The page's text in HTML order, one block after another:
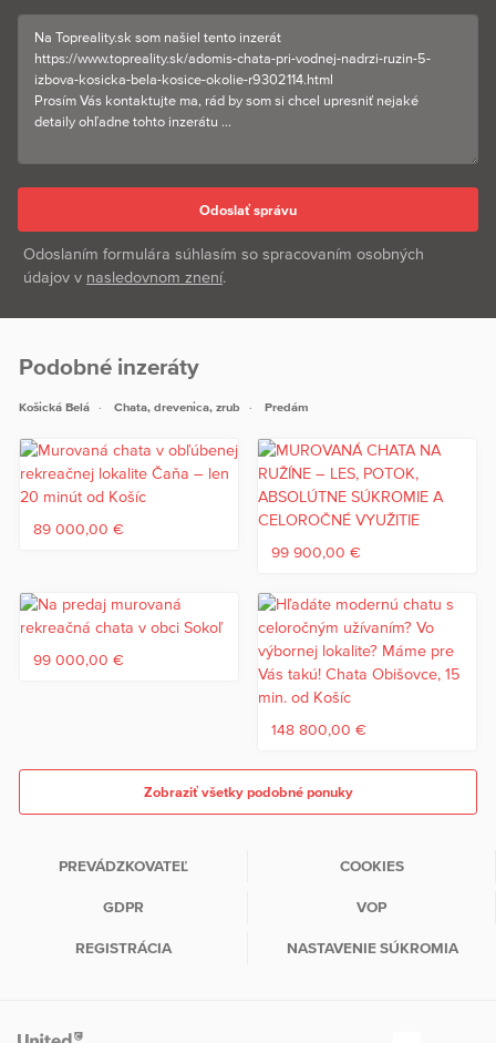
Odoslaním formulára súhlasím so spracovaním osobných
údajov v nasledovnom znení.
Podobné inzeráty
Košická Belá Chata, drevenica, zrub Predám
89 000,00 €
99 900,00 €
99 000,00 €
148 800,00 €
Zobraziť všetky podobné ponuky
PREVÁDZKOVATEĽ COOKIES
GDPR VOP
REGISTRÁCIA NASTAVENIE SÚKROMIA